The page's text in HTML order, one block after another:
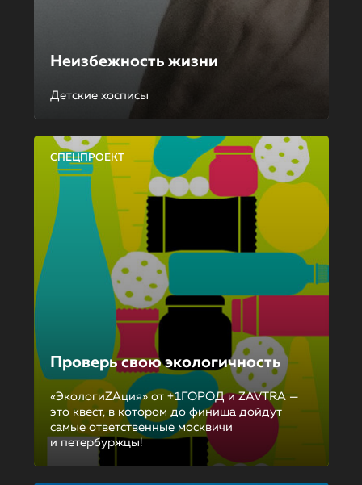
Неизбежность жизни
Детские хосписы
СПЕЦПРОЕКТ
Проверь свою экологичность
«ЭкологиZAция» от +1ГОРОД и ZAVTRA —
это квест, в котором до финиша дойдут
самые ответственные москвичи
и петербуржцы!